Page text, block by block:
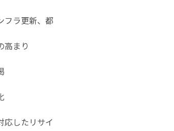
フラ更新、都
高まり
応したリサイ